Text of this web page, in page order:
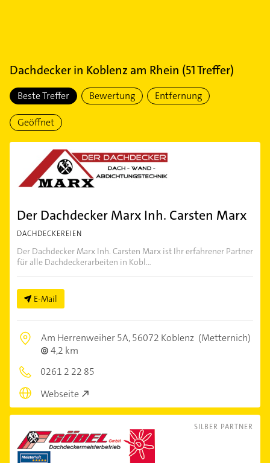
Dachdeckerin Koblenz am Rhein (51Treffer)
Beste Treffer Bewertung Entfernung
Geöffnet
Der Dachdecker Marx Inh. Carsten Marx
DACHDECKEREIEN
Der Dachdecker Marx Inh. Carsten Marx ist Ihr erfahrener Partner
für alle Dachdeckerarbeiten in Kobl...
E-Mail
Am Herrenweiher 5A,56072 Koblenz (Metternich)
4,2 km
0261 2 22 85
Webseite
SILBER PARTNER